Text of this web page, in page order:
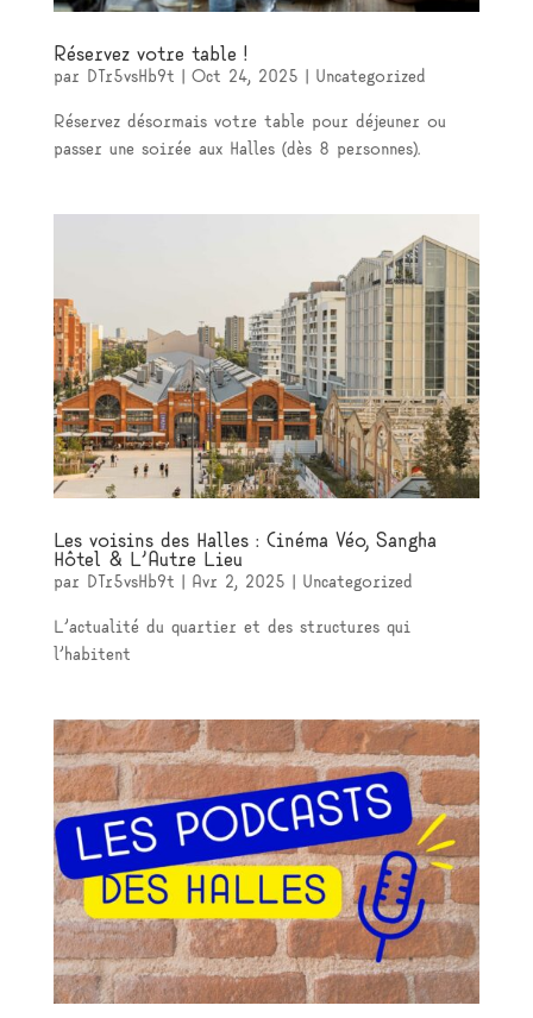
Réservez votre table !
par DTr5vsHb9t Oct 24, 2025 Uncategorized
Réservez désormais votre table pour déjeuner ou
passer une soirée aux Halles (dès 8 personnes).
Les voisins des Halles : Cinéma Véo, Sangha
Hôtel & L’Autre Lieu
par DTr5vsHb9t Avr 2, 2025 Uncategorized
L’actualité du quartier et des structures qui
l’habitent